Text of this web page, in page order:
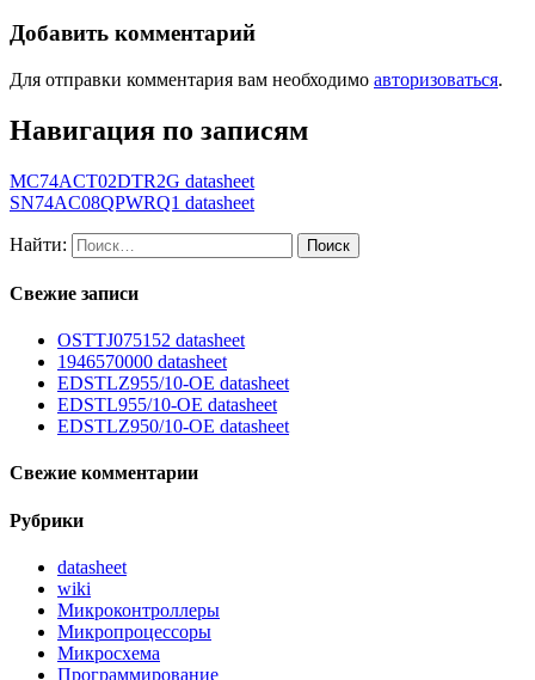
Добавить комментарий
Для отправки комментария вам необходимо авторизоваться.
Навигация по записям
MC74ACT02DTR2G datasheet
SN74AC08QPWRQ1 datasheet
Найти:
Свежие записи
OSTTJ075152 datasheet
1946570000 datasheet
EDSTLZ955/10-OE datasheet
EDSTL955/10-OE datasheet
EDSTLZ950/10-OE datasheet
Свежие комментарии
Рубрики
datasheet
wiki
Микроконтроллеры
Микропроцессоры
Микросхема
Программирование